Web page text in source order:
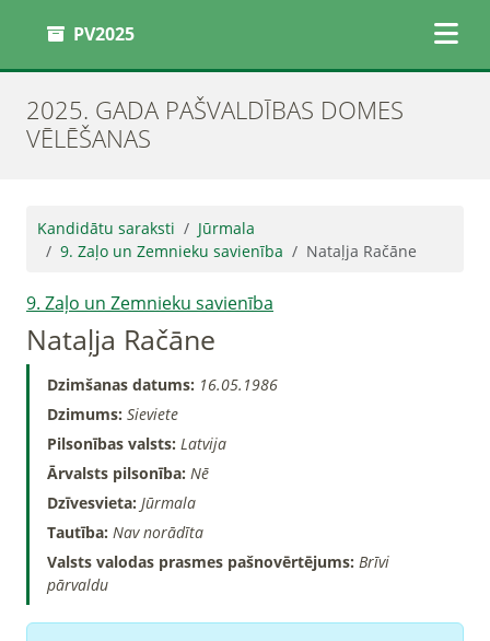
PV2025
2025. GADA PAŠVALDĪBAS DOMES
VĒLĒŠANAS
Kandidātu saraksti
Jūrmala
9. Zaļo un Zemnieku savienība
Nataļja Račāne
9. Zaļo un Zemnieku savienība
Nataļja Račāne
Dzimšanas datums: 16.05.1986
Dzimums: Sieviete
Pilsonības valsts: Latvija
Ārvalsts pilsonība: Nē
Dzīvesvieta: Jūrmala
Tautība: Nav norādīta
Valsts valodas prasmes pašnovērtējums: Brīvi
pārvaldu